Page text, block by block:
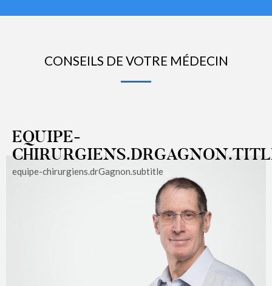
CONSEILS DE VOTRE MÉDECIN
EQUIPE-
equipe-chirurgiens.drGagnon.subtitle